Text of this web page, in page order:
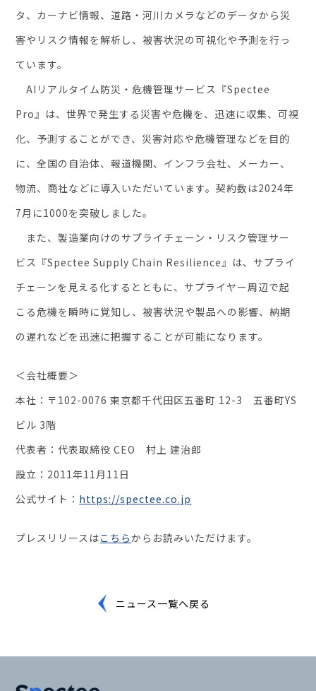
タ、カーナビ情報、道路・河川カメラなどのデータから災
害やリスク情報を解析し、被害状況の可視化や予測を行っ
ています。
AIリアルタイム防災・危機管理サービス『Spectee
Pro』は、世界で発生する災害や危機を、迅速に収集、可視
化、予測することができ、災害対応や危機管理などを目的
に、全国の自治体、報道機関、インフラ会社、メーカー、
物流、商社などに導入いただいています。契約数は2024年
7月に1000を突破しました。
また、製造業向けのサプライチェーン・リスク管理サー
ビス『Spectee Supply Chain Resilience』は、サプライ
チェーンを見える化するとともに、サプライヤー周辺で起
こる危機を瞬時に覚知し、被害状況や製品への影響、納期
の遅れなどを迅速に把握することが可能になります。
＜会社概要＞
本社：〒102-0076​ 東京都千代田区五番町 12-3 五番町YS
ビル 3階
代表者：代表取締役 CEO 村上 建治郎
設立：2011年11月11日
公式サイト： https://spectee.co.jp
プレスリリースはこちらからお読みいただけます。
ニュース一覧へ戻る